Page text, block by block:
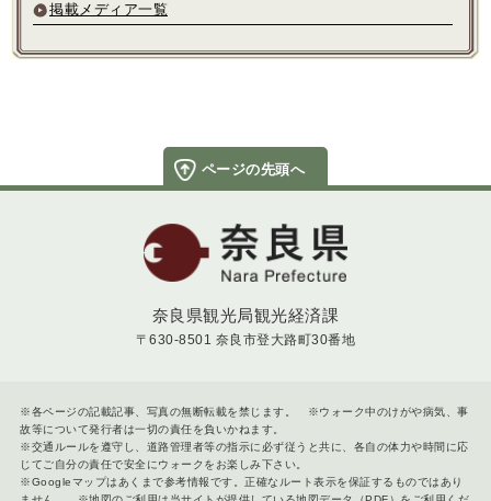
掲載メディア一覧
奈良県
奈良県観光局観光経済課
〒630-8501 奈良市登大路町30番地
※各ページの記載記事、写真の無断転載を禁じます。 ※ウォーク中のけがや病気、事
故等について発行者は一切の責任を負いかねます。
※交通ルールを遵守し、道路管理者等の指示に必ず従うと共に、各自の体力や時間に応
じてご自分の責任で安全にウォークをお楽しみ下さい。
※Googleマップはあくまで参考情報です。正確なルート表示を保証するものではあり
ページの先頭へ